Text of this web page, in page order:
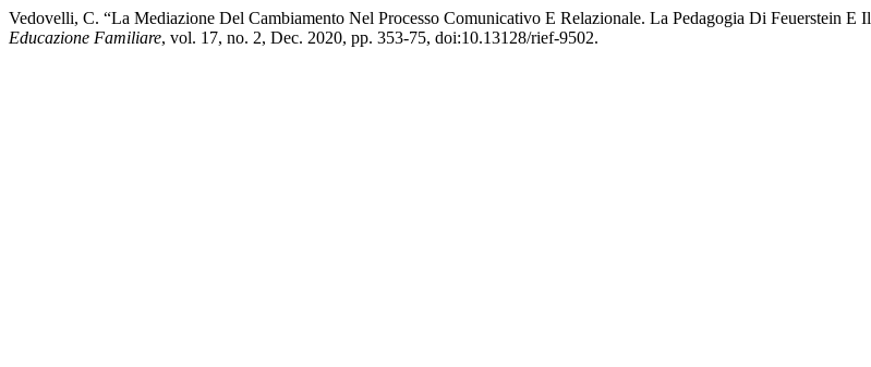
Vedovelli, C. “La Mediazione Del Cambiamento Nel Processo Comunicativo E Relazionale. La Pedagogia Di Feuerstein
Educazione Familiare, vol. 17, no. 2, Dec. 2020, pp. 353-75, doi:10.13128/rief-9502.